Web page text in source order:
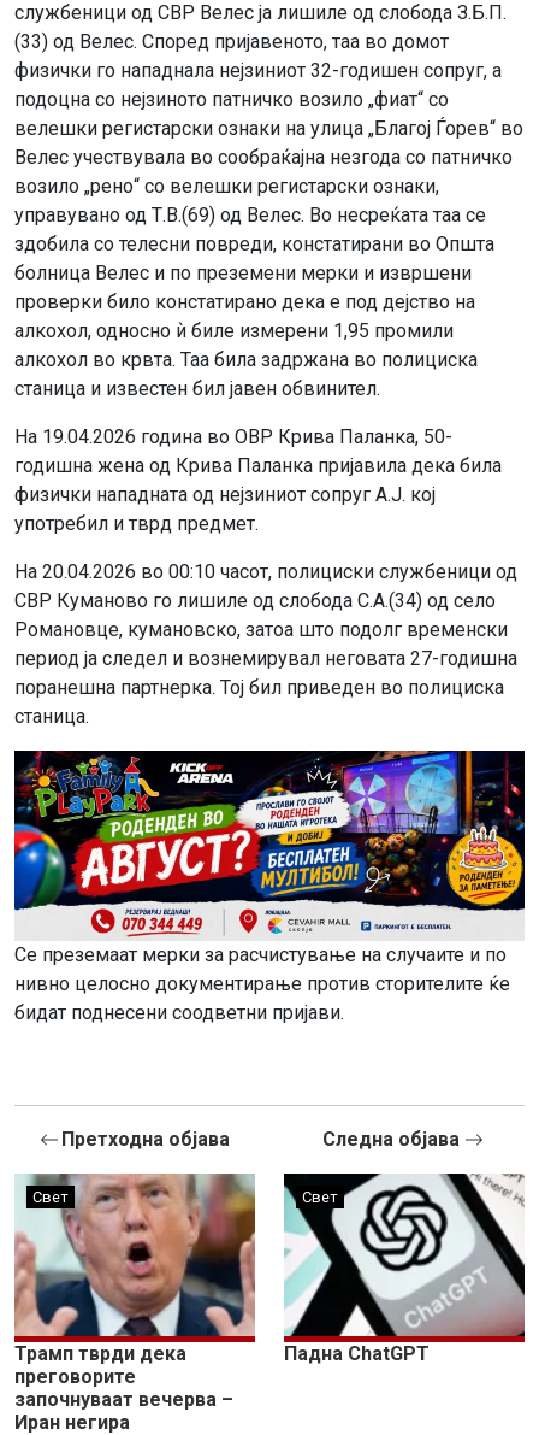
службеници од СВР Велес ја лишиле од слобода З.Б.П.
(33) од Велес. Според пријавеното, таа во домот
физички го нападнала нејзиниот 32-годишен сопруг, а
подоцна со нејзиното патничко возило „фиат“ со
велешки регистарски ознаки на улица „Благој Ѓорев“ во
Велес учествувала во сообраќајна незгода со патничко
возило „рено“ со велешки регистарски ознаки,
управувано од Т.В.(69) од Велес. Во несреќата таа се
здобила со телесни повреди, констатирани во Општа
болница Велес и по преземени мерки и извршени
проверки било констатирано дека е под дејство на
алкохол, односно ѝ биле измерени 1,95 промили
алкохол во крвта. Таа била задржана во полициска
станица и известен бил јавен обвинител.
На 19.04.2026 година во ОВР Крива Паланка, 50-
годишна жена од Крива Паланка пријавила дека била
физички нападната од нејзиниот сопруг А.Ј. кој
употребил и тврд предмет.
На 20.04.2026 во 00:10 часот, полициски службеници од
СВР Куманово го лишиле од слобода С.А.(34) од село
Романовце, кумановско, затоа што подолг временски
период ја следел и вознемирувал неговата 27-годишна
поранешна партнерка. Тој бил приведен во полициска
станица.
Се преземаат мерки за расчистување на случаите и по
нивно целосно документирање против сторителите ќе
бидат поднесени соодветни пријави.
Претходна објава
Свет
Трамп тврди дека
преговорите
започнуваат вечерва –
Иран негира
Следна објава
Свет
Падна ChatGPT